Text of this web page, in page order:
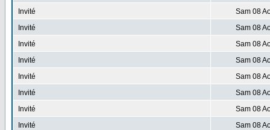
Invité
Sam 08
Invité
Sam 08
Invité
Sam 08
Invité
Sam 08
Invité
Sam 08
Invité
Sam 08
Invité
Sam 08
Invité
Sam 08